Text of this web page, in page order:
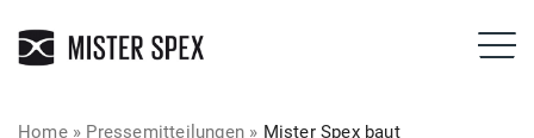
Home» Pressemitteilungen » Mister Spex baut